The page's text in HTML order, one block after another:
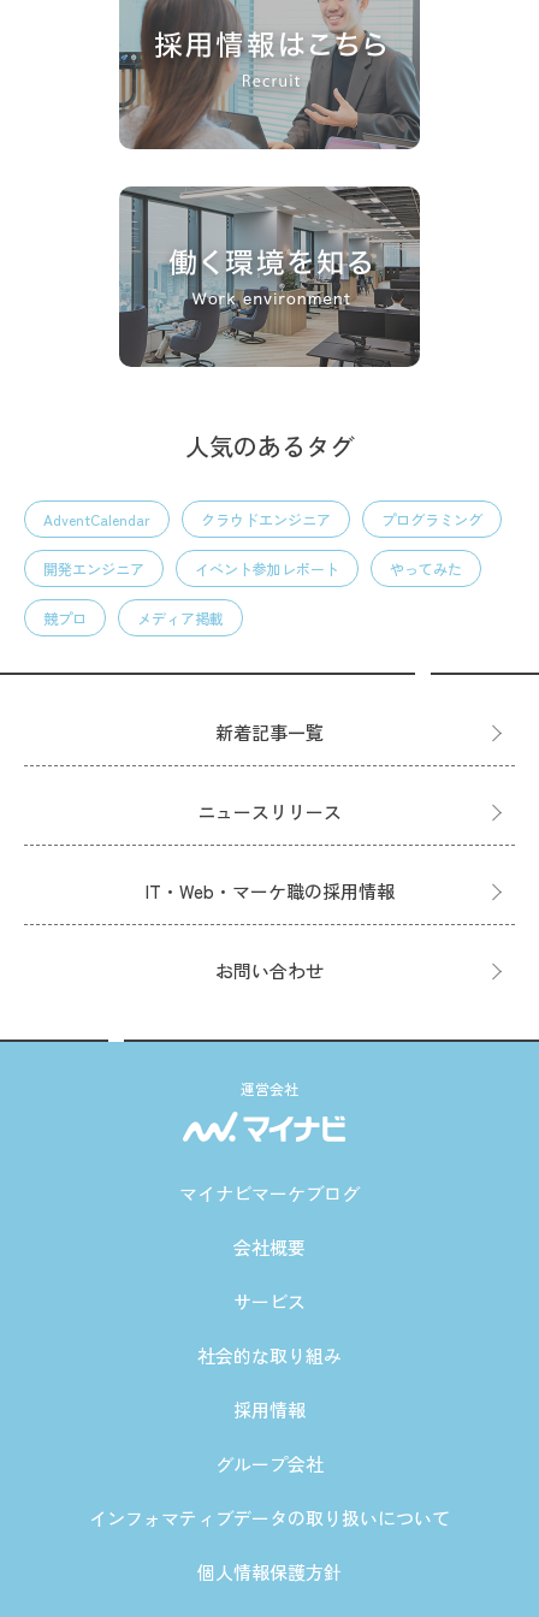
人気のあるタグ
AdventCalendar クラウドエンジニア プログラミング
開発エンジニア イベント参加レポート やってみた
競プロ メディア掲載
新着記事一覧
ニュースリリース
IT・Web・マーケ職の採用情報
お問い合わせ
運営会社
マイナビマーケブログ
会社概要
サービス
社会的な取り組み
採用情報
グループ会社
インフォマティブデータの取り扱いについて
個人情報保護方針